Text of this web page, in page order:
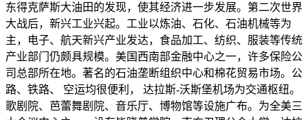
东得克萨斯大油田的发现，使其经济进一步发展。第二次世界
大战后，新兴工业兴起。工业以炼油、石化、石油机械等为
主，电子、航天新兴产业发达，食品加工、纺织、服装等传统
产业部门仍颇具规模。美国西南部金融中心之一，许多保险公
司总部所在地。著名的石油垄断组织中心和棉花贸易市场。公
路、铁路、 空运均很便利， 达拉斯-沃斯堡机场为交通枢纽。
歌剧院、芭蕾舞剧院、音乐厅、博物馆等设施广布。为全美三